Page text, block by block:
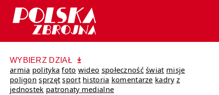
WYBIERZ DZIAŁ
armia polityka foto wideo społeczność świat misje
poligon sprzęt sport historia komentarze kadry z
jednostek patronaty medialne